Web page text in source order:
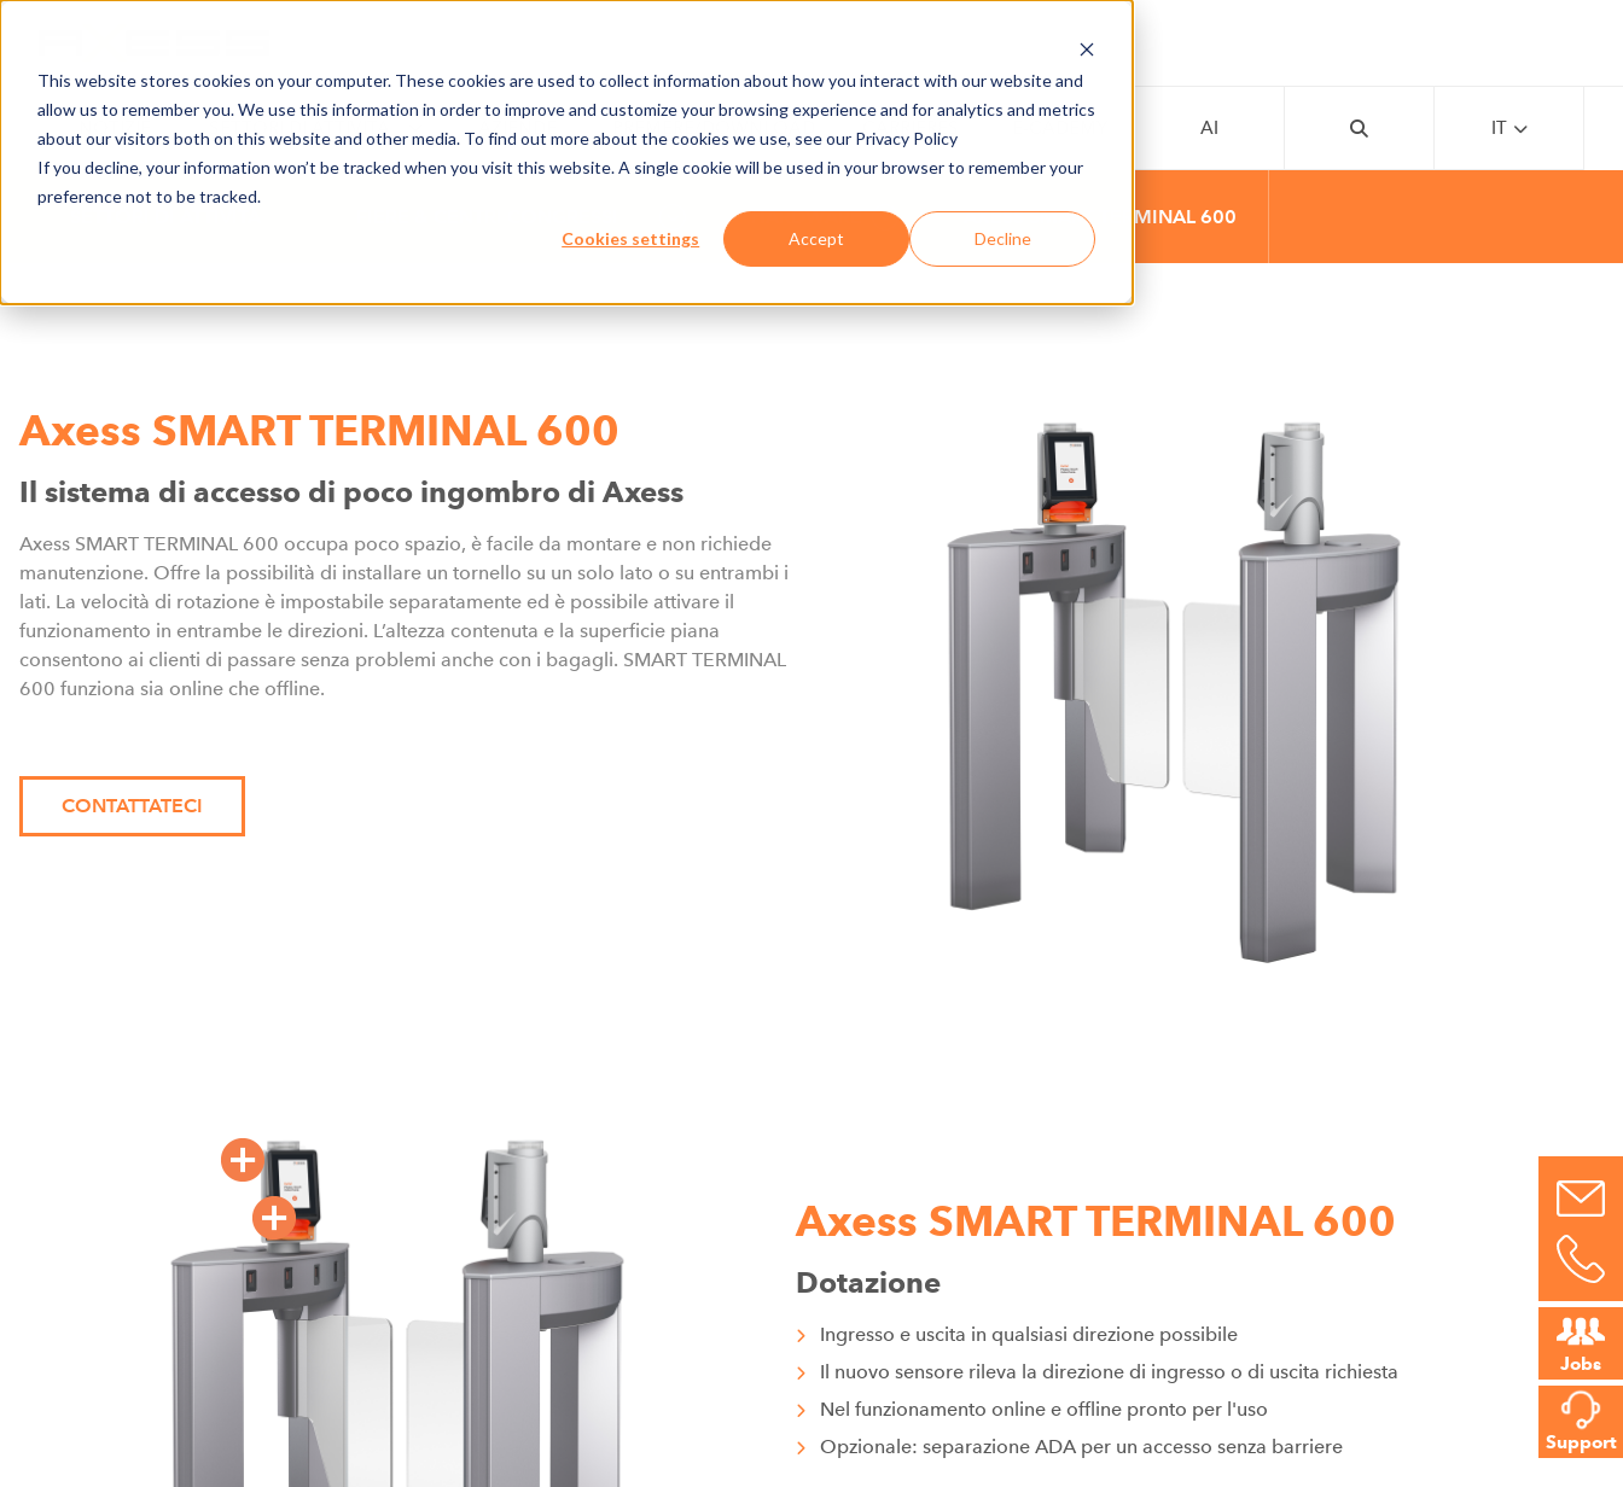
This website stores cookies on your computer. These cookies are used to collect information about how you interact with our website and
allow us to remember you. We use this information in order to improve and customize your browsing experience and for analytics and metrics
about our visitors both on this website and other media. To find out more about the cookies we use, see our Privacy Policy
If you decline, your information won’t be tracked when you visit this website. A single cookie will be used in your browser to remember your
preference not to be tracked.
Cookies settings Accept Decline
NOTIZIE SETTORI DI ATTIVITÀ AZIENDE PREMERE/DOWNLOAD CARRIÈRES AI IT
Jobs
Support
AXESS SMART TERMINAL 600
HARDWARE
Axess SMART TERMINAL 600
Il sistema di accesso di poco ingombro di Axess
Axess SMART TERMINAL 600 occupa poco spazio, è facile da montare e non richiede
manutenzione. Offre la possibilità di installare un tornello su un solo lato o su entrambi i
lati. La velocità di rotazione è impostabile separatamente ed è possibile attivare il
funzionamento in entrambe le direzioni. L’altezza contenuta e la superficie piana
consentono ai clienti di passare senza problemi anche con i bagagli. SMART TERMINAL
600 funziona sia online che offline.
CONTATTATECI
Axess SMART TERMINAL 600
Dotazione
Ingresso e uscita in qualsiasi direzione possibile
Il nuovo sensore rileva la direzione di ingresso o di uscita richiesta
Nel funzionamento online e offline pronto per l'uso
Opzionale: separazione ADA per un accesso senza barriere